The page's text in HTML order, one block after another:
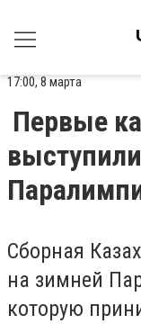
17:00, 8 марта
Первые
Сборная
на зимней
которую